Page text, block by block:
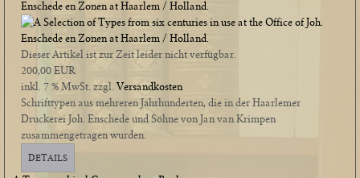
Enschede en Zonen at Haarlem / Holland.
Dieser Artikel ist zur Zeit leider nicht verfügbar.
200,00 EUR
inkl. 7 % MwSt. zzgl. Versandkosten
Schrifttypen aus mehreren Jahrhunderten, die in der Haarlemer
Druckerei Joh. Enschede und Söhne von Jan van Krimpen
zusammengetragen wurden.
DETAILS